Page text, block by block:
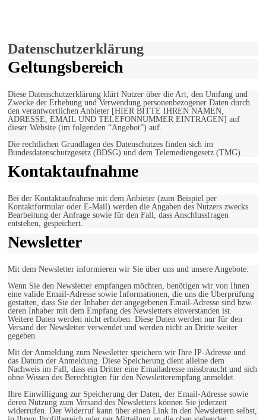
Datenschutzerklärung
Geltungsbereich
Diese Datenschutzerklärung klärt Nutzer über die Art, den Umfang und
Zwecke der Erhebung und Verwendung personenbezogener Daten durch
den verantwortlichen Anbieter [HIER BITTE IHREN NAMEN,
ADRESSE, EMAIL UND TELEFONNUMMER EINTRAGEN] auf
dieser Website (im folgenden “Angebot”) auf.
Die rechtlichen Grundlagen des Datenschutzes finden sich im
Bundesdatenschutzgesetz (BDSG) und dem Telemediengesetz (TMG).
Kontaktaufnahme
Bei der Kontaktaufnahme mit dem Anbieter (zum Beispiel per
Kontaktformular oder E-Mail) werden die Angaben des Nutzers zwecks
Bearbeitung der Anfrage sowie für den Fall, dass Anschlussfragen
entstehen, gespeichert.
Newsletter
Mit dem Newsletter informieren wir Sie über uns und unsere Angebote.
Wenn Sie den Newsletter empfangen möchten, benötigen wir von Ihnen
eine valide Email-Adresse sowie Informationen, die uns die Überprüfung
gestatten, dass Sie der Inhaber der angegebenen Email-Adresse sind bzw.
deren Inhaber mit dem Empfang des Newsletters einverstanden ist.
Weitere Daten werden nicht erhoben. Diese Daten werden nur für den
Versand der Newsletter verwendet und werden nicht an Dritte weiter
gegeben.
Mit der Anmeldung zum Newsletter speichern wir Ihre IP-Adresse und
das Datum der Anmeldung. Diese Speicherung dient alleine dem
Nachweis im Fall, dass ein Dritter eine Emailadresse missbraucht und sich
ohne Wissen des Berechtigten für den Newsletterempfang anmeldet.
Ihre Einwilligung zur Speicherung der Daten, der Email-Adresse sowie
deren Nutzung zum Versand des Newsletters können Sie jederzeit
widerrufen. Der Widerruf kann über einen Link in den Newslettern selbst,